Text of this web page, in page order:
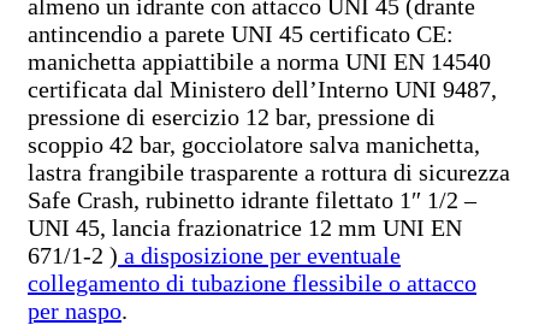
almeno un idrante con attacco UNI 45 (drante
antincendio a parete UNI 45 certificato CE:
manichetta appiattibile a norma UNI EN 14540
certificata dal Ministero dell’Interno UNI 9487,
pressione di esercizio 12 bar, pressione di
scoppio 42 bar, gocciolatore salva manichetta,
lastra frangibile trasparente a rottura di sicurezza
Safe Crash, rubinetto idrante filettato 1″ 1/2 –
UNI 45, lancia frazionatrice 12 mm UNI EN
671/1-2 ) a disposizione per eventuale
collegamento di tubazione flessibile o attacco
per naspo.